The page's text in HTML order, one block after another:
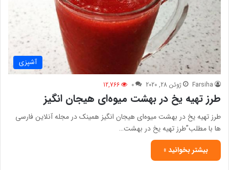
آشپزی
Farsiha ژوئن 28, 2020 0
12,766
طرز تهیه یخ در بهشت میوه‌ای هیجان انگیز
طرز تهیه یخ در بهشت میوه‌ای هیجان انگیز همینک در مجله آنلاین فارسی
ها با مطلب”طرز تهیه یخ در بهشت…
بیشتر بخوانید »